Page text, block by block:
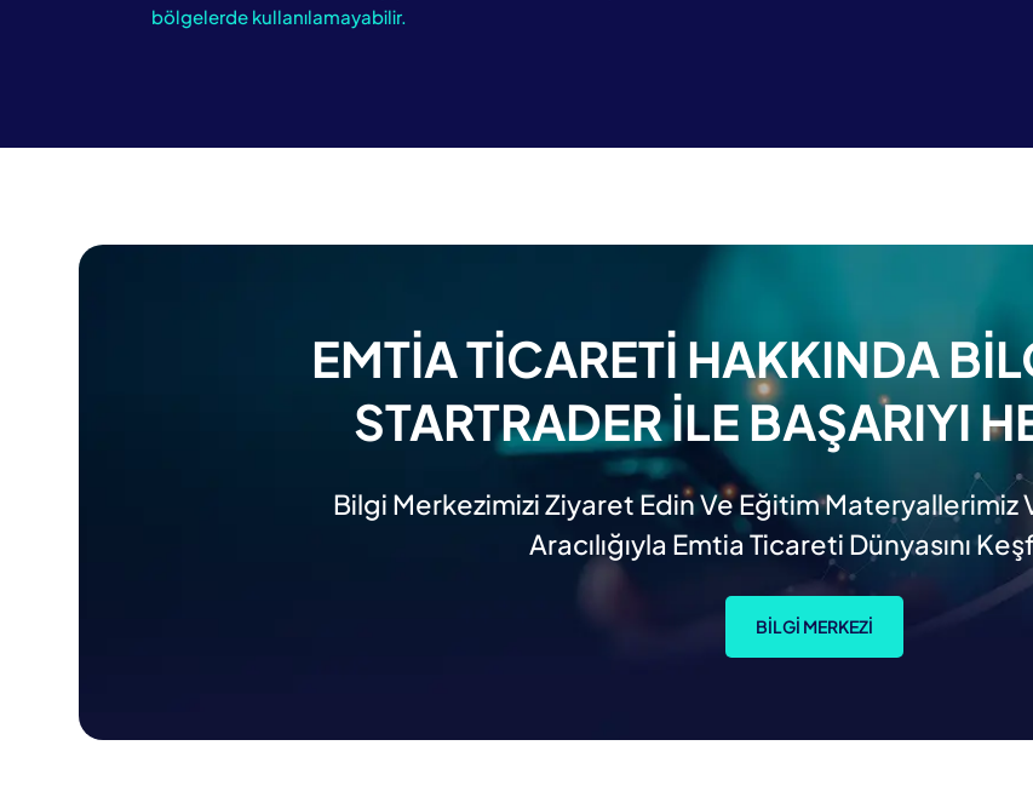
bölgelerde kullanılamayabilir.
EMTIA TICARETI HAKKINDA
STARTRADER ILE BAŞARIYI
Bilgi Merkezimizi Ziyaret Edin Ve Eğitim Materyallerimiz
Aracılığıyla Emtia Ticareti Dünyasını
BILGI MERKEZI